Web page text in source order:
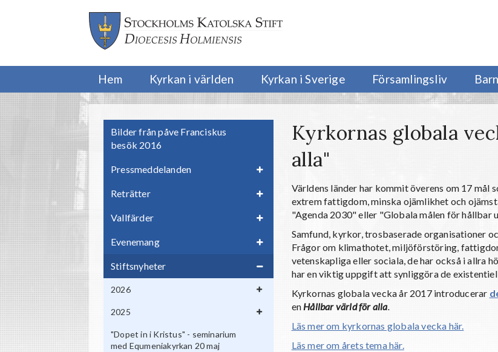
Hem Kyrkan i världen Kyrkan i Sverige Församlingsliv
Bilder från påve Franciskus
besök 2016
Pressmeddelanden
Reträtter
Vallfärder
Evenemang
Stiftsnyheter
2026
2025
"Dopet in i Kristus" - seminarium
med Equmeniakyrkan 20 maj
Kyrkornas globala
alla"
Världens länder har kommit överens om 17 mål
extrem fattigdom, minska ojämlikhet och
"Agenda 2030" eller "Globala målen för hållbar
Samfund, kyrkor, trosbaserade organisationer
Frågor om klimathotet, miljöförstöring,
vetenskapliga eller sociala, de har också i allra
har en viktig uppgift att synliggöra de
Kyrkornas globala vecka år 2017 introducerar
en Hållbar värld för alla.
Läs mer om kyrkornas globala vecka här.
Läs mer om årets tema här.